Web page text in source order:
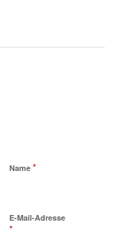
Name *
E-Mail-Adresse
*